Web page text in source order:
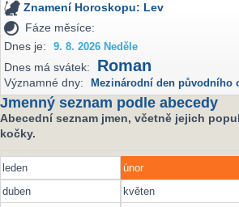
Znamení Horoskopu: Lev
Fáze měsíce:
Dnes je:
9. 8. 2026 Neděle
Dnes má svátek: Roman
Významné dny: Mezinárodní den původního
Jmenný seznam podle abecedy
Abecední seznam jmen, včetně jejich
kočky.
leden únor
duben
květen